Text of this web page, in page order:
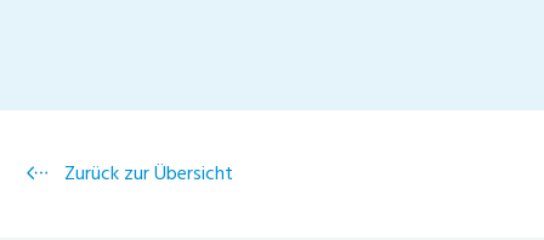
Zurück zur Übersicht